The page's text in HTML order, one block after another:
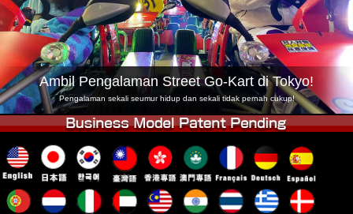
Tokyo Shinagawa Tokyo Akihabara#1
Tokyo Akihabara#2 Tokyo Shibuya
Tokyo Shibuya Annex Tokyo Bay
Tokyo Asakusa Osaka
Okinawa
Ambil Pengalaman Street Go-Kart di Tokyo!
Pengalaman sekali seumur hidup dan sekali tidak pernah cukup!